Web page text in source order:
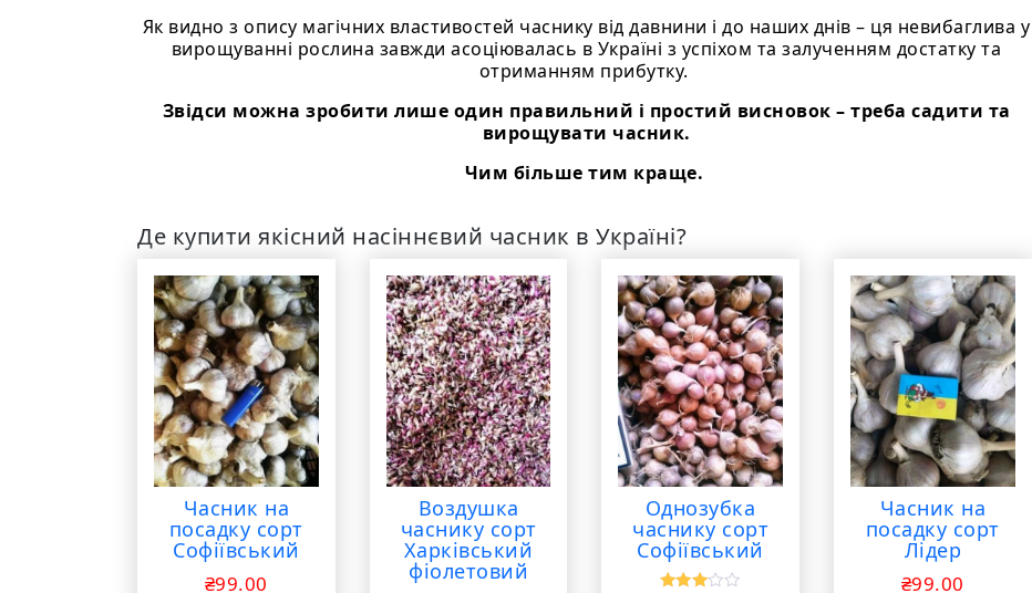
Як видно з опису магічних властивостей часнику від давнини і до наших днів – ця невибаглива у
вирощуванні рослина завжди асоціювалась в Україні з успіхом та залученням достатку та
отриманням прибутку.
Звідси можна зробити лише один правильний і простий висновок – треба садити та
вирощувати часник.
Чим більше тим краще.
Де купити якісний насіннєвий часник в Україні?
Часник на
посадку сорт
Софіївський
₴99.00
Воздушка
часнику сорт
Харківський
фіолетовий
Однозубка
часнику сорт
Софіївський
Часник на
посадку сорт
Лідер
₴99.00